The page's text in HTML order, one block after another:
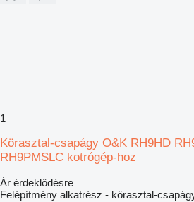
1
Körasztal-csapágy O&K RH9HD
RH9PMSLC kotrógép-hoz
Ár érdeklődésre
Felépítmény alkatrész - körasztal-